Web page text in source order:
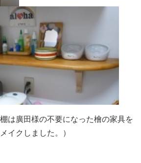
は廣田様の不要になった檜の家具を
イクしました。）